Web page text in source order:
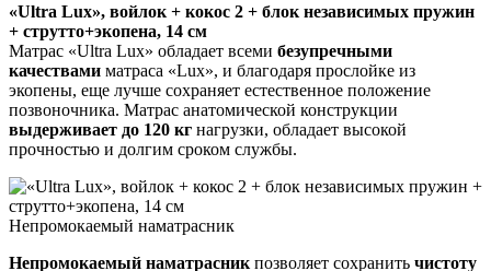
«Ultra Lux», войлок + кокос 2 + блок независимых пружин
+ струтто+экопена, 14 см
Матрас «Ultra Lux» обладает всеми безупречными
качествами матраса «Lux», и благодаря прослойке из
экопены, еще лучше сохраняет естественное положение
позвоночника. Матрас анатомической конструкции
выдерживает до 120 кг нагрузки, обладает высокой
прочностью и долгим сроком службы.
Непромокаемый наматрасник
Непромокаемый наматрасник позволяет сохранить чистоту